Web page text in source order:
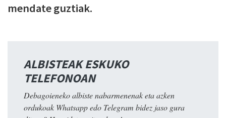
mendate guztiak.
ALBISTEAK ESKUKO
TELEFONOAN
Debagoieneko albiste nabarmenenak eta azken
ordukoak Whatsapp edo Telegram bidez jaso gura